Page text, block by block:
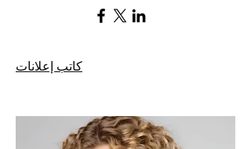
كاتب إعلانات